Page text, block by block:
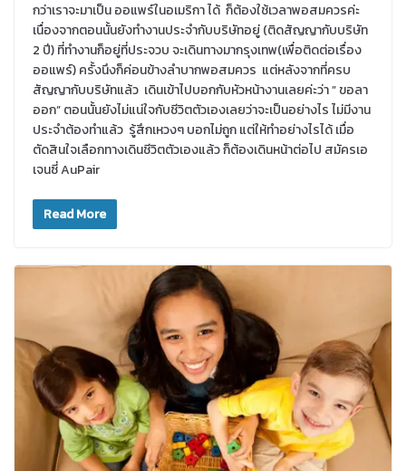
กว่าเราจะมาเป็น ออแพร์ในอเมริกา ได้ ก็ต้องใช้เวลาพอสมควรค่ะ
เนื่องจากตอนนั้นยังทำงานประจำกับบริษัทอยู่ (ติดสัญญากับบริษัท
2 ปี) ที่ทำงานก็อยู่ที่ประจวบ จะเดินทางมากรุงเทพ(เพื่อติดต่อเรื่อง
ออแพร์) ครั้งนึงก็ค่อนข้างลำบากพอสมควร แต่หลังจากที่ครบ
สัญญากับบริษัทแล้ว เดินเข้าไปบอกกับหัวหน้างานเลยค่ะว่า ” ขอลา
ออก” ตอนนั้นยังไม่แน่ใจกับชีวิตตัวเองเลยว่าจะเป็นอย่างไร ไม่มีงาน
ประจำต้องทำแล้ว รู้สึกเหวงๆ บอกไม่ถูก แต่ให้ทำอย่างไรได้ เมื่อ
ตัดสินใจเลือกทางเดินชีวิตตัวเองแล้ว ก็ต้องเดินหน้าต่อไป สมัครเอ
เจนซี่ AuPair
Read More